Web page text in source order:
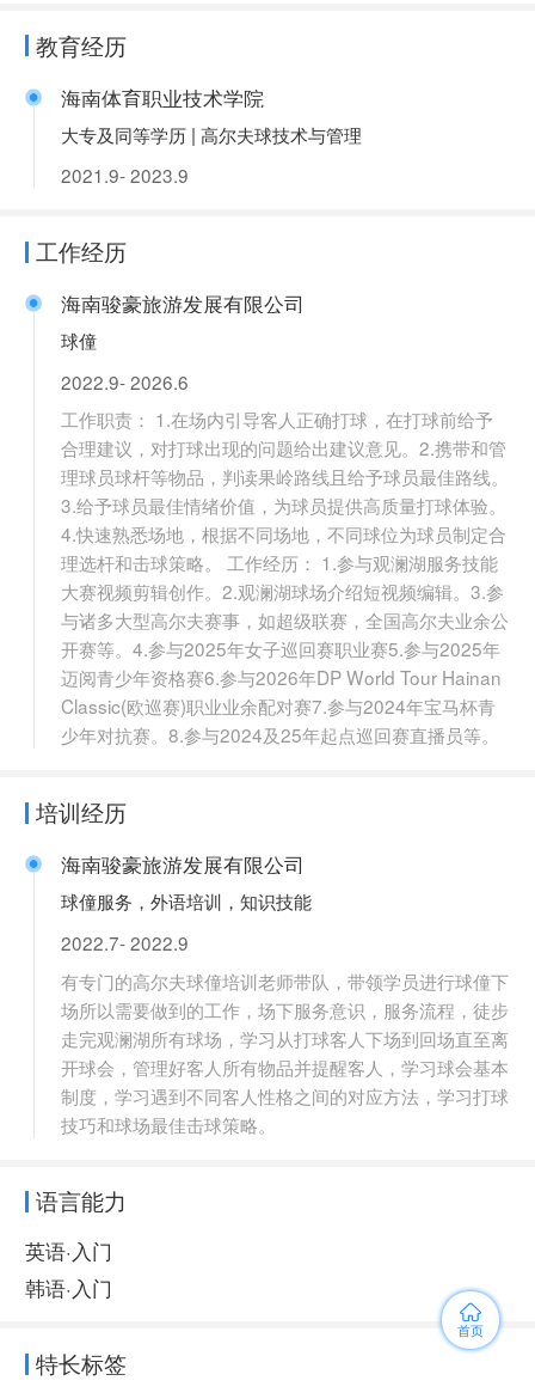
教育经历
海南体育职业技术学院
大专及同等学历 | 高尔夫球技术与管理
2021.9- 2023.9
工作经历
海南骏豪旅游发展有限公司
球僮
2022.9- 2026.6
工作职责： 1.在场内引导客人正确打球，在打球前给予
合理建议，对打球出现的问题给出建议意见。2.携带和管
理球员球杆等物品，判读果岭路线且给予球员最佳路线。
3.给予球员最佳情绪价值，为球员提供高质量打球体验。
4.快速熟悉场地，根据不同场地，不同球位为球员制定合
理选杆和击球策略。 工作经历： 1.参与观澜湖服务技能
大赛视频剪辑创作。2.观澜湖球场介绍短视频编辑。3.参
与诸多大型高尔夫赛事，如超级联赛，全国高尔夫业余公
开赛等。4.参与2025年女子巡回赛职业赛5.参与2025年
迈阅青少年资格赛6.参与2026年DP World Tour Hainan
Classic(欧巡赛)职业业余配对赛7.参与2024年宝马杯青
少年对抗赛。8.参与2024及25年起点巡回赛直播员等。
培训经历
海南骏豪旅游发展有限公司
球僮服务，外语培训，知识技能
2022.7- 2022.9
有专门的高尔夫球僮培训老师带队，带领学员进行球僮下
场所以需要做到的工作，场下服务意识，服务流程，徒步
走完观澜湖所有球场，学习从打球客人下场到回场直至离
开球会，管理好客人所有物品并提醒客人，学习球会基本
制度，学习遇到不同客人性格之间的对应方法，学习打球
技巧和球场最佳击球策略。
语言能力
英语·入门
韩语·入门
特长标签
首页